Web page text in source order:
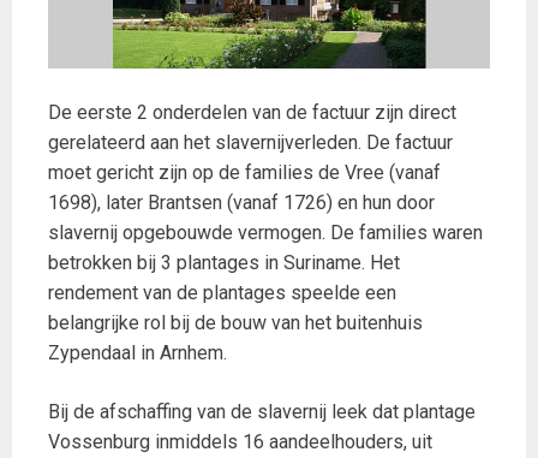
De eerste 2 onderdelen van de factuur zijn direct
gerelateerd aan het slavernijverleden. De factuur
moet gericht zijn op de families de Vree (vanaf
1698), later Brantsen (vanaf 1726) en hun door
slavernij opgebouwde vermogen. De families waren
betrokken bij 3 plantages in Suriname. Het
rendement van de plantages speelde een
belangrijke rol bij de bouw van het buitenhuis
Zypendaal in Arnhem.
Bij de afschaffing van de slavernij leek dat plantage
Vossenburg inmiddels 16 aandeelhouders, uit